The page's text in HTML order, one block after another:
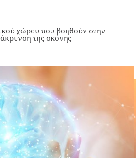
χώρου που βοηθούν στην
της σκόνης